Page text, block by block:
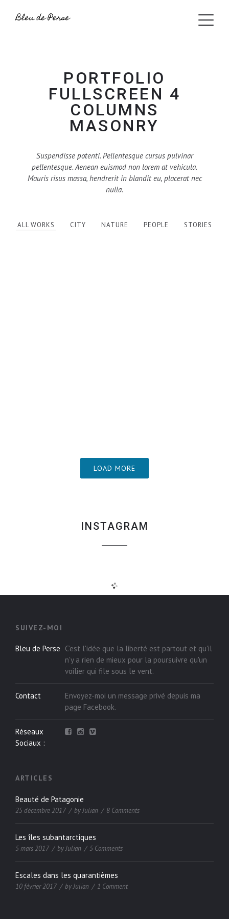
PORTFOLIO
FULLSCREEN 4
COLUMNS
MASONRY
Suspendisse potenti. Pellentesque cursus pulvinar
pellentesque. Aenean euismod non lorem at vehicula.
Mauris risus massa, hendrerit in blandit eu, placerat nec
nulla.
ALL WORKS CITY NATURE PEOPLE STORIES
LOAD MORE
INSTAGRAM
SUIVEZ-MOI
Bleu de Perse C'est l'idée que la liberté est partout et qu'il
n'y a rien de mieux pour la poursuivre qu'un
voilier qui file sous le vent.
Contact
Envoyez-moi un message privé depuis ma
page Facebook.
Réseaux
Sociaux :
ARTICLES
Beauté de Patagonie
25 décembre 2017 byJulian 8 Comments
Les îles subantarctiques
5 mars 2017 byJulian 5 Comments
Escales dans les quarantièmes
10 février 2017 byJulian 1 Comment